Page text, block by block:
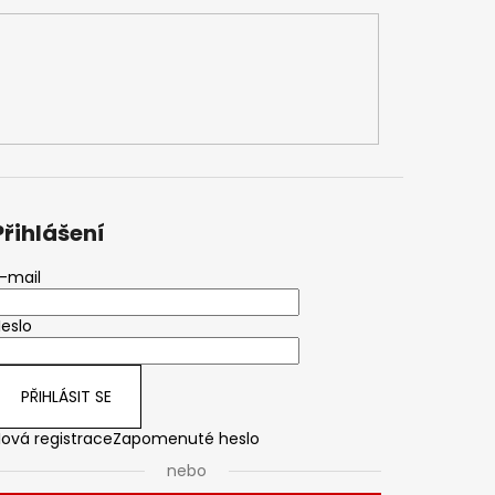
mail
PŘIHLÁSIT SE
registraceZapomenuté heslo
nebo